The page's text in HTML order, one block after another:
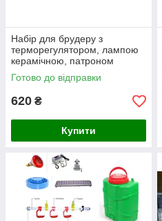
Набір для брудеру з
терморегулятором, лампою
керамічною, патроном
керамічним - №2
Готово до відправки
620 ₴
Купити